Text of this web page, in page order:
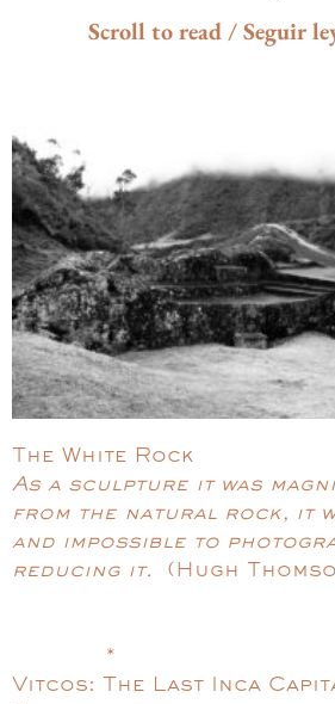
Scroll to read / Seguir
The White Rock
As a sculpture it was
from the natural rock, it
and impossible to
reducing it.
(Hugh
Vitcos: The Last Inca